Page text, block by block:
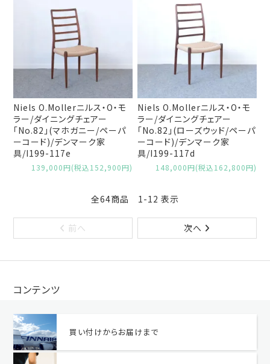
Niels O.Mollerニルス・O・モ
ラー/ダイニングチェアー
「No.82」(マホガニー/ペーパ
ーコード)/デンマーク家
具/I199-117e
139,000円(税込152,900円)
Niels O.Mollerニルス・O・モ
ラー/ダイニングチェアー
「No.82」(ローズウッド/ペーパ
ーコード)/デンマーク家
具/I199-117d
148,000円(税込162,800円)
全64商品 1-12 表示
前へ 次へ
コンテンツ
買い付けからお届けまで